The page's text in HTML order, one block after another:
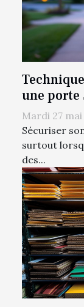
une porte
Mardi 27 mai
Sécuriser
surtout
des...